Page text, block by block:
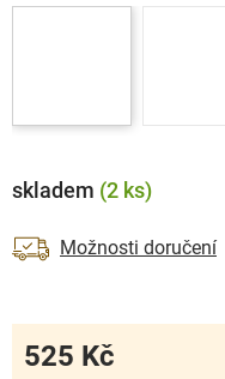
skladem (2 ks)
Možnosti doručení
525 Kč